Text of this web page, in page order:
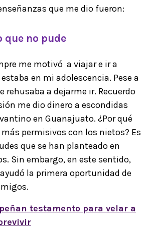
que me dio fueron:
que no pude
me motivó a viajar e ir a
en mi adolescencia. Pese a
rehusaba a dejarme ir. Recuerdo
me dio dinero a escondidas
en Guanajuato. ¿Por qué
permisivos con los nietos? Es
que se han planteado en
Sin embargo, en este sentido,
la primera oportunidad de
testamento para velar a